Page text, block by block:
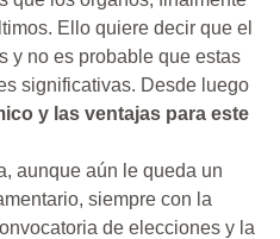
Ello quiere decir que el
y no es probable que estas
significativas. Desde luego
y las ventajas para este
aunque aún le queda un
siempre con la
de elecciones y la